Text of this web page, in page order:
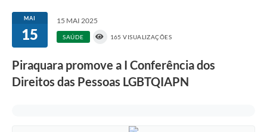
MAI
15
15 MAI 2025
SAÚDE 165 VISUALIZAÇÕES
Piraquara promove a I Conferência dos
Direitos das Pessoas LGBTQIAPN